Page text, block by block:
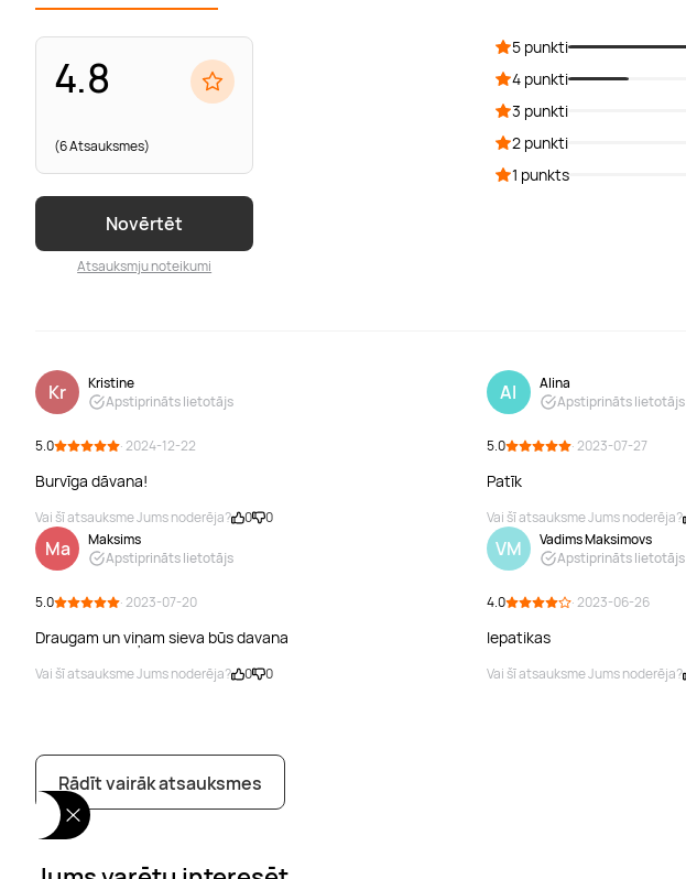
4.8
(6 Atsauksmes)
Novērtēt
Atsauksmju noteikumi
5 punkti
4 punkti
3 punkti
2 punkti
1 punkts
Kr
Kristine
Apstiprināts lietotājs
5.0 · 2024-12-22
Burvīga dāvana!
Vai šī atsauksme Jums noderēja? 0 0
Al
Alina
Apstiprināts lietotājs
5.0 · 2023-07-27
Patīk
Vai šī atsauksme Jums noderēja?
Ma
Maksims
Apstiprināts lietotājs
5.0 · 2023-07-20
Draugam un viņam sieva būs davana
Vai šī atsauksme Jums noderēja? 0 0
VM
Vadims Maksimovs
Apstiprināts lietotājs
4.0 · 2023-06-26
Iepatikas
Vai šī atsauksme Jums noderēja?
Rādīt vairāk atsauksmes